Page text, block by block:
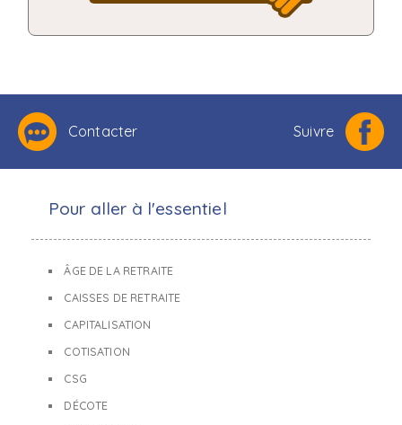
Contacter Suivre
Pour aller à l'essentiel
ÂGE DE LA RETRAITE
CAISSES DE RETRAITE
CAPITALISATION
COTISATION
CSG
DÉCOTE